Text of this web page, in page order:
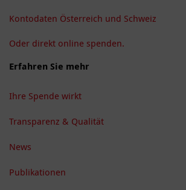
Kontodaten Österreich und Schweiz
Oder direkt online spenden.
Erfahren Sie mehr
Ihre Spende wirkt
Transparenz & Qualität
News
Publikationen